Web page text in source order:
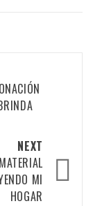
NEXT
MI
HOGAR